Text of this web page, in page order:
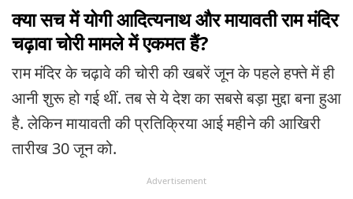
क्या सच में योगी आदित्यनाथ और मायावती राम मंदिर
चढ़ावा चोरी मामले में एकमत हैं?
राम मंदिर के चढ़ावे की चोरी की खबरें जून के पहले हफ्ते में ही
आनी शुरू हो गई थीं. तब से ये देश का सबसे बड़ा मुद्दा बना हुआ
है. लेकिन मायावती की प्रतिक्रिया आई महीने की आखिरी
तारीख 30 जून को.
Advertisement